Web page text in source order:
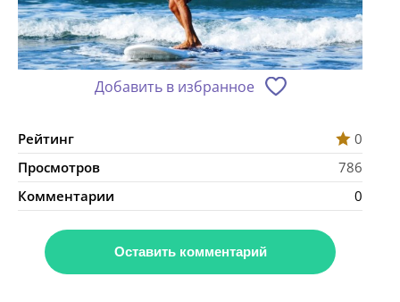
Добавить в избранное
Рейтинг
0
Просмотров
786
Комментарии
0
Оставить комментарий